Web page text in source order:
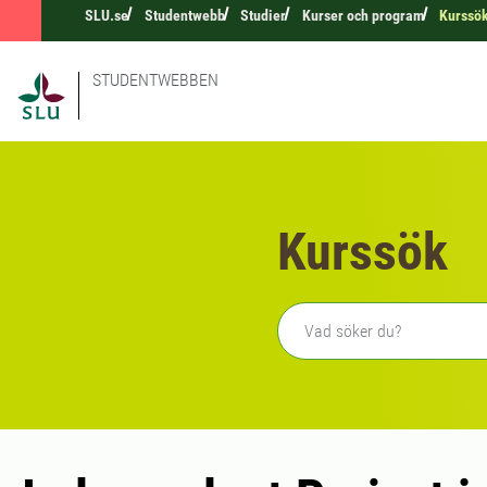
SLU.se Studentwebb Studier Kurser och program
STUDENTWEBBEN
Kurssök
Fritext sökning